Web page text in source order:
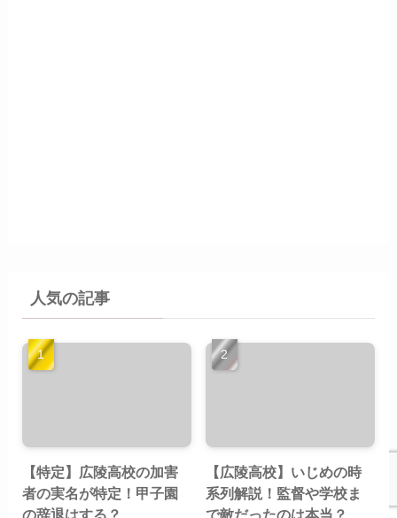
人気の記事
【特定】広陵高校の加害
者の実名が特定！甲子園
【広陵高校】いじめの時
系列解説！監督や学校ま